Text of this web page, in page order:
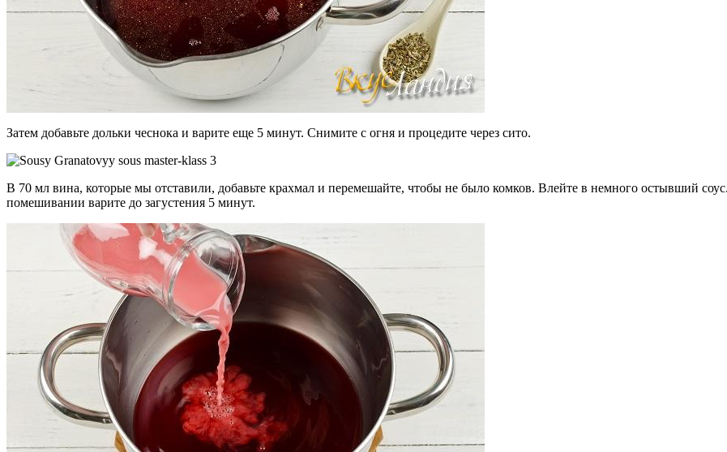
Затем добавьте дольки чеснока и варите еще 5 минут. Снимите с огня и процедите через сито.
В 70 мл вина, которые мы отставили, добавьте крахмал и перемешайте, чтобы не было комков. Влейте в немного остывший
помешивании варите до загустения 5 минут.